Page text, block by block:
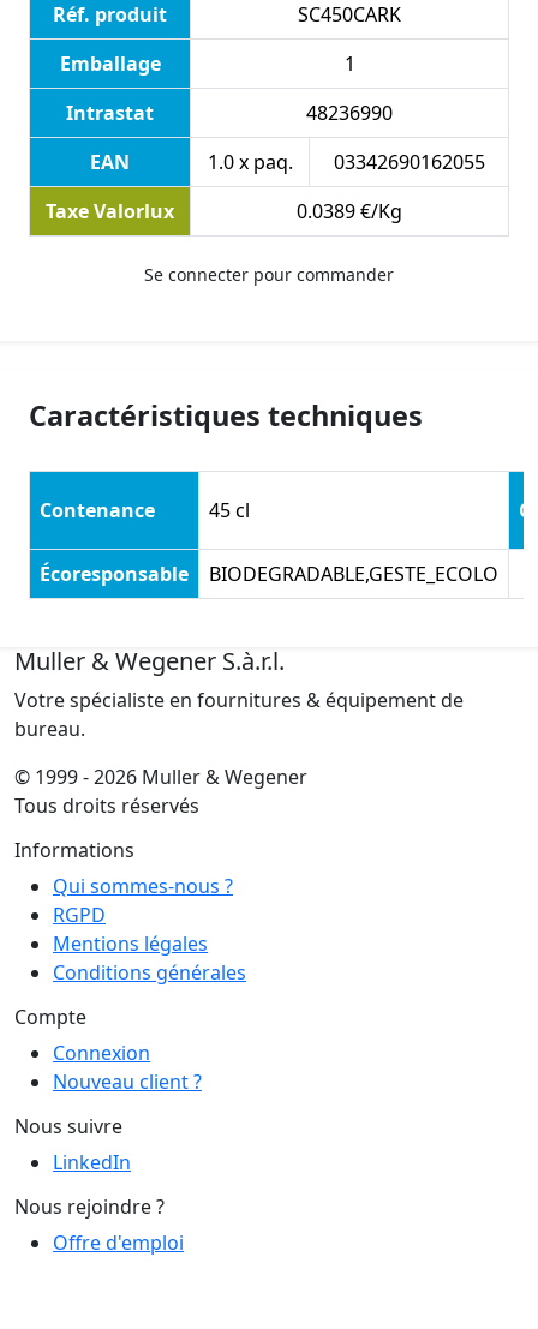
Réf. produit
SC450CARK
Emballage
1
Intrastat
48236990
EAN
1.0 x paq.
03342690162055
Taxe Valorlux
0.0389 €/Kg
Se connecter pour commander
Caractéristiques techniques
Contenance 45 cl
Écoresponsable BIODEGRADABLE,GESTE_ECOLO
Muller & Wegener S.à.r.l.
Votre spécialiste en fournitures & équipement de
bureau.
© 1999 - 2026 Muller & Wegener
Tous droits réservés
Informations
Qui sommes-nous ?
RGPD
Mentions légales
Conditions générales
Compte
Connexion
Nouveau client ?
Nous suivre
LinkedIn
Nous rejoindre ?
Offre d'emploi